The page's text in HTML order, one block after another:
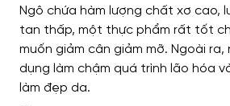
Ngô chứa hàm lượng chất xơ cao,
tan thấp, một thực phẩm rất tốt
muốn giảm cân giảm mỡ. Ngoài
dụng làm chậm quá trình lão hóa
làm đẹp da.